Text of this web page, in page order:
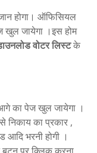
होगा। ऑफिसियल
खुल जायेगा ।इस होम
वोटर लिस्टके
का पेज खुल जायेगा ।
निकाय का प्रकार ,
आदि भरनी होगी ।